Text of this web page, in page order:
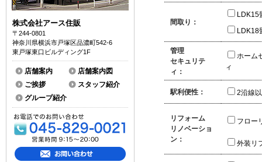
間取り：
LDK15
LDK18
管理
セキュリテ
ィ：
ホーム
ィ
駅利便性： 2沿線
リフォーム
リノベーショ
ン：
フロー
外装リ
株式会社アース住販
〒244-0801
神奈川県横浜市戸塚区品濃町542-6
東戸塚東口ビルディング1F
店舗案内
店舗案内図
ご挨拶
スタッフ紹介
グループ紹介